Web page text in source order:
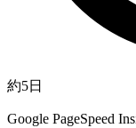
約5日
Google PageSpeed